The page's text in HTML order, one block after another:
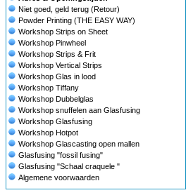
Niet goed, geld terug (Retour)
Powder Printing (THE EASY WAY)
Workshop Strips on Sheet
Workshop Pinwheel
Workshop Strips & Frit
Workshop Vertical Strips
Workshop Glas in lood
Workshop Tiffany
Workshop Dubbelglas
Workshop snuffelen aan Glasfusing
Workshop Glasfusing
Workshop Hotpot
Workshop Glascasting open mallen
Glasfusing "fossil fusing"
Glasfusing "Schaal craquele "
Algemene voorwaarden